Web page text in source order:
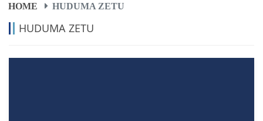
HOME HUDUMA ZETU
HUDUMA ZETU